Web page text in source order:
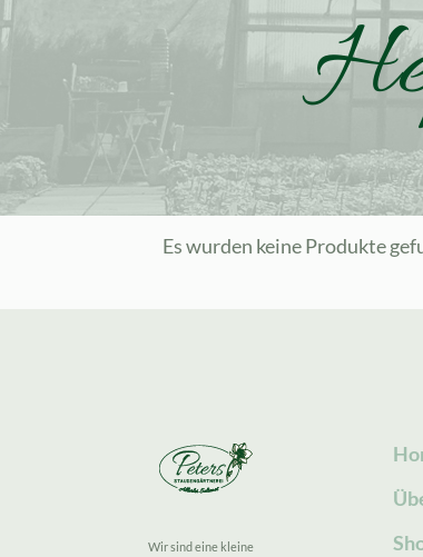
Es wurden keine Produkte
Wir sind eine kleine